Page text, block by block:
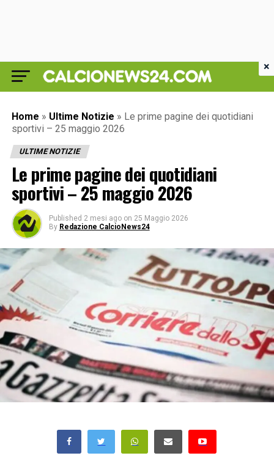
Home » Ultime Notizie » Le prime pagine dei quotidiani
sportivi – 25 maggio 2026
ULTIME NOTIZIE
Le prime pagine dei quotidiani
sportivi – 25 maggio 2026
Published 2 mesi ago on 25 Maggio 2026
By Redazione CalcioNews24
×